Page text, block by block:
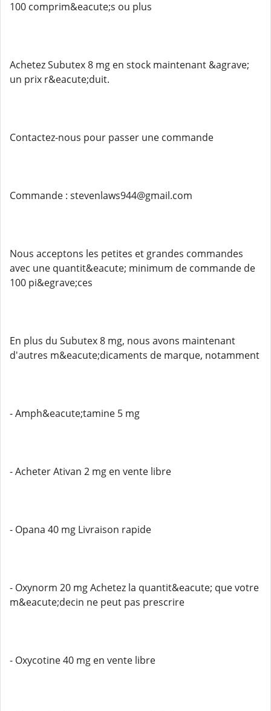
100 comprim&eacute;s ou plus
Achetez Subutex 8 mg en stock maintenant &agrave;
un prix r&eacute;duit.
Contactez-nous pour passer une commande
Commande : stevenlaws944@gmail.com
Nous acceptons les petites et grandes commandes
avec une quantit&eacute; minimum de commande de
100 pi&egrave;ces
En plus du Subutex 8 mg, nous avons maintenant
d'autres m&eacute;dicaments de marque, notamment
- Amph&eacute;tamine 5 mg
- Acheter Ativan 2 mg en vente libre
- Opana 40 mg Livraison rapide
- Oxynorm 20 mg Achetez la quantit&eacute; que votre
m&eacute;decin ne peut pas prescrire
- Oxycotine 40 mg en vente libre